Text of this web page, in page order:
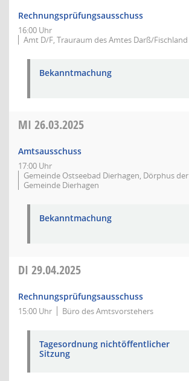
Rechnungsprüfungsausschuss
16:00 Uhr
Amt D/F, Trauraum des Amtes Darß/Fischland
Bekanntmachung
MI 26.03.2025
Amtsausschuss
17:00 Uhr
Gemeinde Ostseebad Dierhagen, Dörphus der
Gemeinde Dierhagen
Bekanntmachung
DI 29.04.2025
Rechnungsprüfungsausschuss
15:00 Uhr Büro des Amtsvorstehers
Tagesordnung nichtöffentlicher
Sitzung